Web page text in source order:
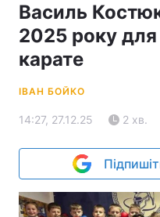
Василь
2025 року для
карате
ІВАН БОЙКО
14:27, 27.12.25 2 хв.